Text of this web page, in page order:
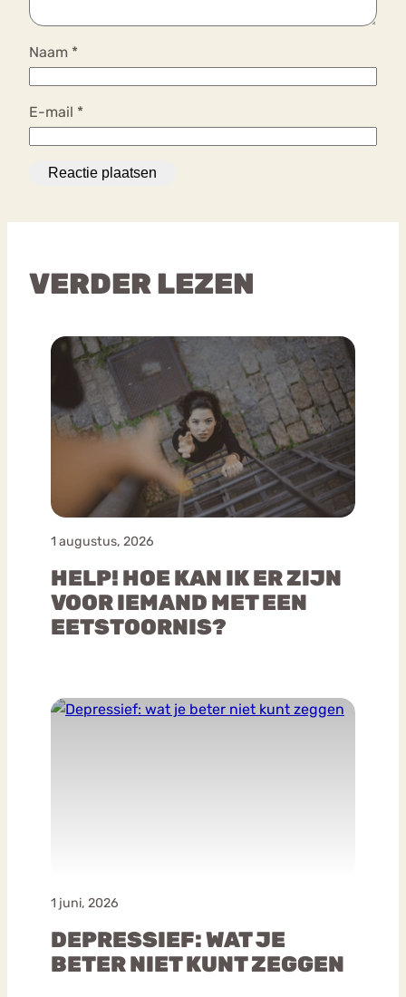
Naam *
E-mail *
VERDER LEZEN
1 augustus, 2026
HELP! HOE KAN IK ER ZIJN
VOOR IEMAND MET EEN
EETSTOORNIS?
1 juni, 2026
DEPRESSIEF: WAT JE
BETER NIET KUNT ZEGGEN